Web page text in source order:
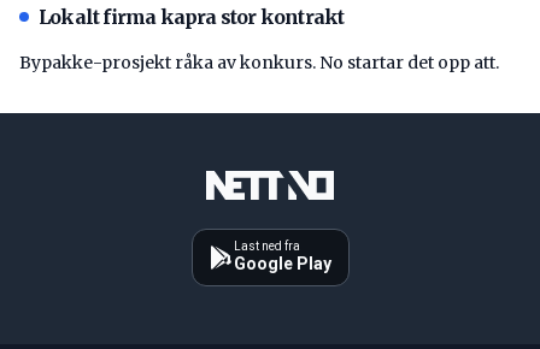
Lokalt firma kapra stor kontrakt
Bypakke-prosjekt råka av konkurs. No startar det opp att.
Last ned fra
Google Play